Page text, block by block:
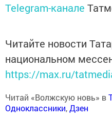
Telegram-канале
Читайте новости
национальном
https://max.ru/
Читай «Волжскую новь» в
Одноклассники,Дзен